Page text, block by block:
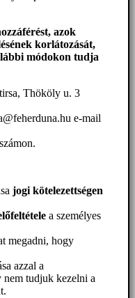
, azok
korlátozását,
módokon tudja
Thököly u. 3
e-mail
jogi kötelezettségen
a személyes
megadni, hogy
azzal a
nem tudjuk kezelni a